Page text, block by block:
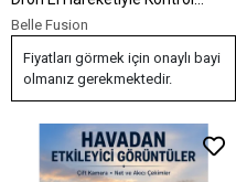
Edilebilen Uçan
Belle Fusion
Fiyatları görmek için onaylı bayi
olmanız gerekmektedir.